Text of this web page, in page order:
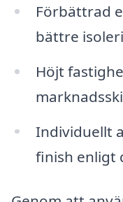
Förbättrad
bättre
Höjt
Individuellt
finish enligt